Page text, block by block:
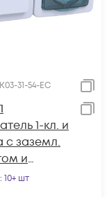
31-54-EC
1-кл. и
с заземл.
и
для
: 10+ шт